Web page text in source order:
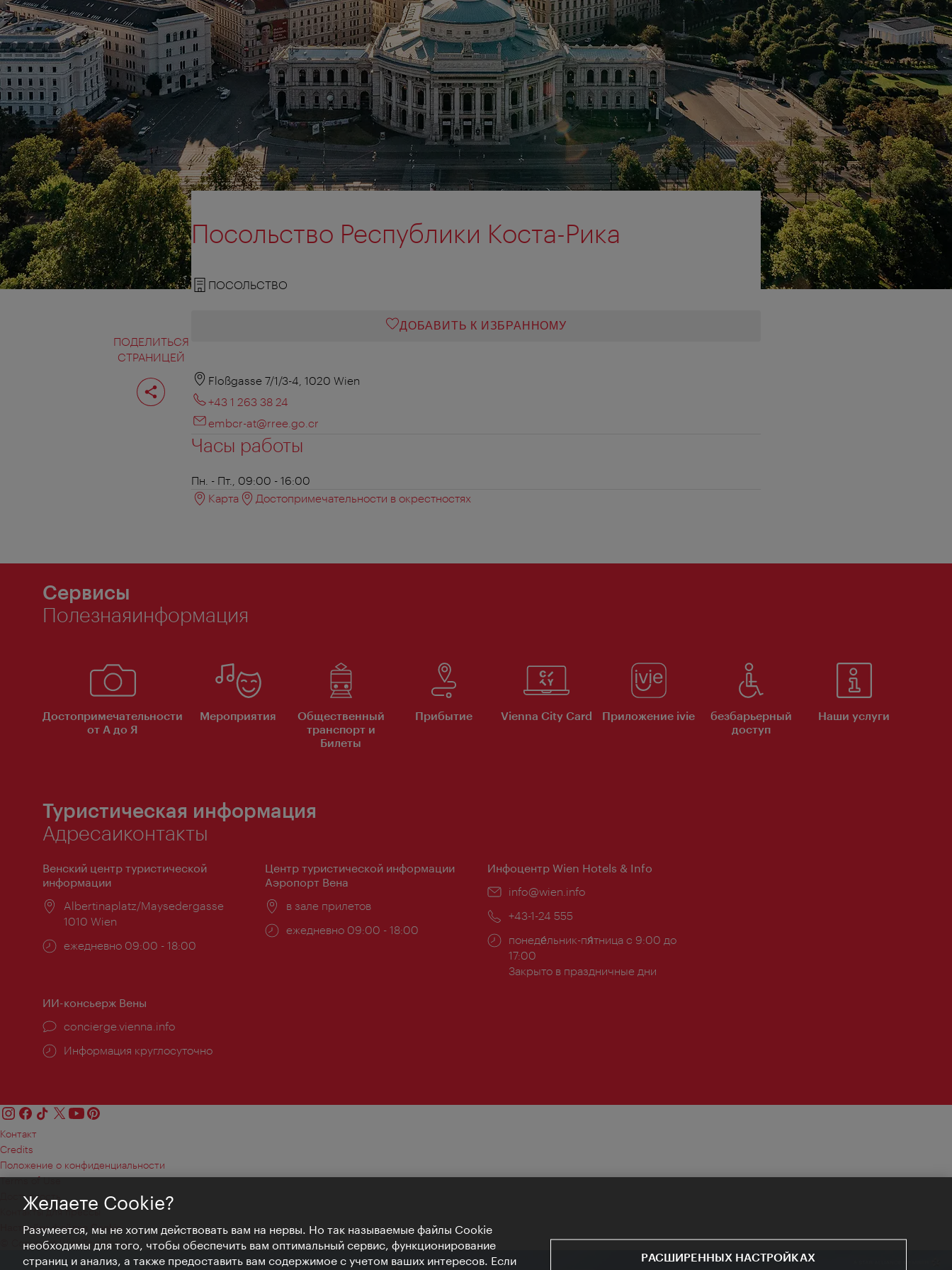
ПОДЕЛИТЬСЯ
СТРАНИЦЕЙ
Поделиться
страницей
Посольство Республики Коста-Рика
ПОСОЛЬСТВО
ДОБАВИТЬ К ИЗБРАННОМУ
Floßgasse 7/1/3-4, 1020 Wien
+43 1 263 38 24
embcr-at@rree.go.cr
Часы работы
Пн. - Пт., 09:00 - 16:00
Карта
Достопримечательности в окрестностях
Сервисы
Полезнаяинформация
Достопримечательности
от А до Я
Мероприятия
Общественный
транспорт и
Билеты
Прибытие Vienna City Card Приложение ivie
безбарьерный
доступ
Наши услуги
Туристическая информация
Адресаиконтакты
Венский центр туристической
информации
Расположение:
Albertinaplatz/Maysedergasse
1010 Wien
Часы
ежедневно 09:00 - 18:00
Центр туристической информации
Аэропорт Вена
Расположение:
в зале прилетов
Часы
ежедневно 09:00 - 18:00
Инфоцентр Wien Hotels & Info
Эл.
info@wien.info
Телефон:
+43-1-24 555
Часы
работы:
понеде́льник-пя́тница с 9:00 до
17:00
Закрыто в праздничные дни
ИИ-консьерж Вены
concierge.vienna.info
Информация круглосуточно
Контакт
Credits
Положение о конфиденциальности
Terms of Use
Доступность
Контакты для прессы
Настройки файлов Cookie
© Copyright WienTourismus
Желаете Cookie?
Разумеется, мы не хотим действовать вам на нервы. Но так называемые файлы Cookie
необходимы для того, чтобы обеспечить вам оптимальный сервис, функционирование
страниц и анализ, а также предоставить вам содержимое с учетом ваших интересов. Если
РАСШИРЕННЫХ НАСТРОЙКАХ